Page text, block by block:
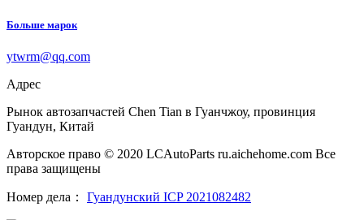
Больше марок
ytwrm@qq.com
Адрес
Рынок автозапчастей Chen Tian в Гуанчжоу, провинция
Гуандун, Китай
Авторское право © 2020 LCAutoParts ru.aichehome.com Все
права защищены
Номер дела： Гуандунский ICP 2021082482